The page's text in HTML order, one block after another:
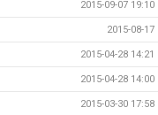
2015-09-07 19:10
2015-08-17
2015-04-28 14:21
2015-04-28 14:00
2015-03-30 17:58